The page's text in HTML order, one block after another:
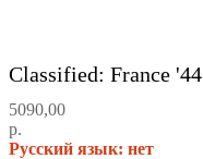
Classified: France '44
5090,00
р.
Русский язык: нет